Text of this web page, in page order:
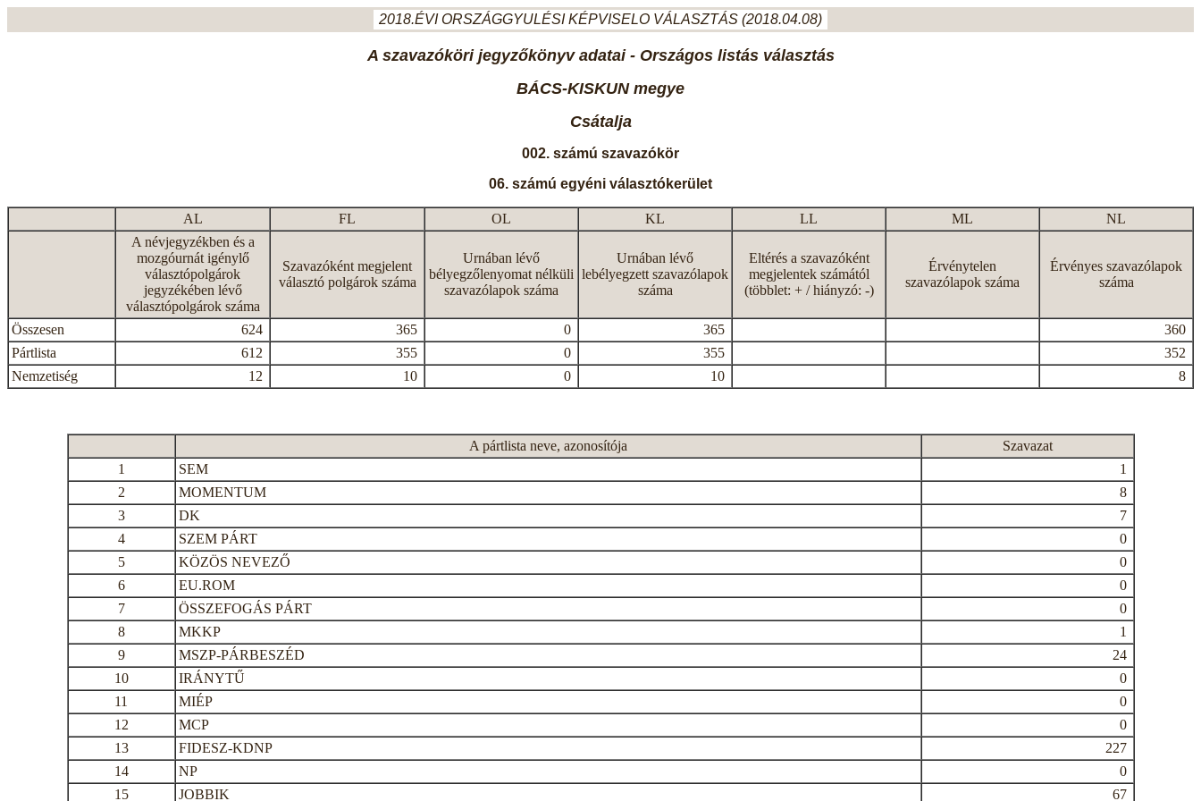
2018.ÉVI ORSZÁGGYULÉSI KÉPVISELO VÁLASZTÁS (2018.04.08)
A szavazóköri jegyzőkönyv adatai - Országos listás választás
BÁCS-KISKUN megye
Csátalja
002. számú szavazókör
06. számú egyéni választókerület
AL FL OL KL LL ML
NL
A névjegyzékben és a
mozgóurnát igénylő
választópolgárok
jegyzékében lévő
választópolgárok száma
Szavazóként megjelent
választó polgárok száma
Urnában lévő
bélyegzőlenyomat nélküli
szavazólapok száma
Urnában lévő
lebélyegzett szavazólapok
száma
Eltérés a szavazóként
megjelentek számától
(többlet: + / hiányzó: -)
Érvénytelen
szavazólapok száma
Érvényes szavazólapok
száma
Összesen 624 365 0 365
360
Pártlista
612 355 0 355
352
Nemzetiség
12 10 0 10 8
A pártlista neve, azonosítója
Szavazat
1
SEM
1
2
MOMENTUM
8
3
DK
7
4
SZEM PÁRT
0
5
KÖZÖS NEVEZŐ
0
6
EU.ROM
0
7
ÖSSZEFOGÁS PÁRT
0
8
MKKP
1
9
MSZP-PÁRBESZÉD
24
10
IRÁNYTŰ
0
11
MIÉP
0
12
MCP
0
13
FIDESZ-KDNP
227
14
NP
0
15
JOBBIK 67